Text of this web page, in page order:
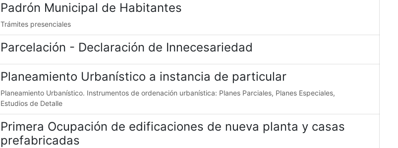
Padrón Municipal de Habitantes
Trámites presenciales
Parcelación - Declaración de Innecesariedad
Planeamiento Urbanístico a instancia de particular
Planeamiento Urbanístico. Instrumentos de ordenación urbanística: Planes Parciales, Planes Especiales,
Estudios de Detalle
Primera Ocupación de edificaciones de nueva planta y casas
prefabricadas